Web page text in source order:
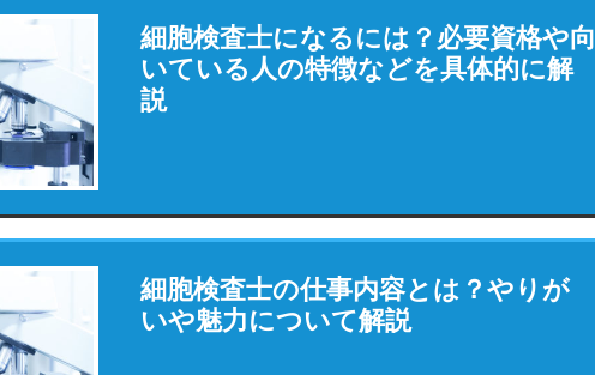
細胞検査士になるには？必要資格や向
いている人の特徴などを具体的に解
説
細胞検査士の仕事内容とは？やりが
いや魅力について解説